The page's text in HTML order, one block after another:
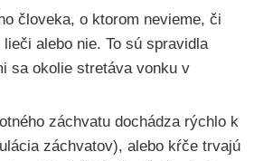
človeka, o ktorom nevieme, či
alebo nie. To sú spravidla
sa okolie stretáva vonku v
záchvatu dochádza rýchlo k
záchvatov), alebo kŕče trvajú